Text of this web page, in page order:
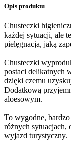
Opis produktu
Chusteczki
każdej sytuacji, ale
pielęgnacja, jaką
Chusteczki
postaci delikatnych
dzięki czemu
Dodatkową
aloesowym.
To wygodne,
różnych sytuacjach,
wyjazd turystyczny.